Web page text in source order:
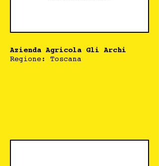
Azienda Agricola Gli Archi
Regione: Toscana